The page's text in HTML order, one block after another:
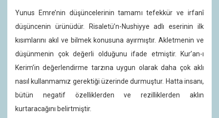
Yunus Emre’nin düşüncelerinin tamamı tefekkür ve irfanî
düşüncenin ürünüdür. Risaletü’n-Nushiyye adlı eserinin ilk
kısımlarını akıl ve bilmek konusuna ayırmıştır. Akletmenin ve
düşünmenin çok değerli olduğunu ifade etmiştir. Kur’an-ı
Kerim’in değerlendirme tarzına uygun olarak daha çok aklı
nasıl kullanmamız gerektiği üzerinde durmuştur. Hatta insanı,
bütün negatif özelliklerden ve rezilliklerden aklın
kurtaracağını belirtmiştir.